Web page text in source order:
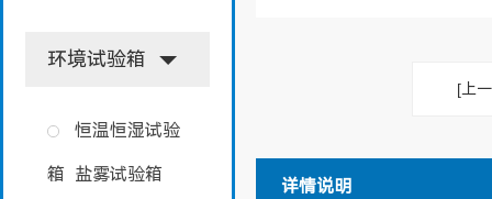
环境试验箱
恒温恒湿试验
箱 盐雾试验箱
[上
详情说明